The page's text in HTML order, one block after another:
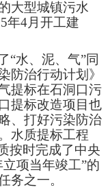
大型城镇污水
年4月开工建
“水、泥、气”同
防治行动计划》
提标在石洞口污
提标改造项目也
、打好污染防治
水质提标工程
按时完成了中央
项当年竣工”的
务之一。